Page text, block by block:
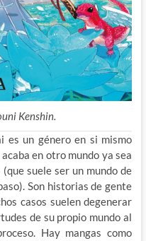
Kenshin.
es un género en si mismo
en otro mundo ya sea
suele ser un mundo de
Son historias de gente
casos suelen degenerar
de su propio mundo al
Hay mangas como